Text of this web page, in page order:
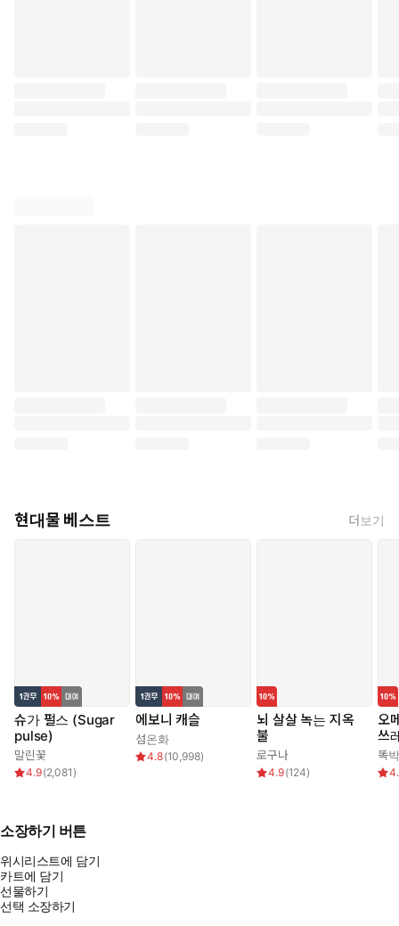
현대물 베스트 더보기
슈가 펄스 (Sugar
pulse)
말린꽃
4.9(2,081 )
에보니 캐슬
섬온화
4.8(10,998)
뇌 살살 녹는 지옥
불
로구나
4.9(124)
오
쓰
똑
소장하기 버튼
위시리스트에 담기
카트에 담기
선물하기
선택 소장하기